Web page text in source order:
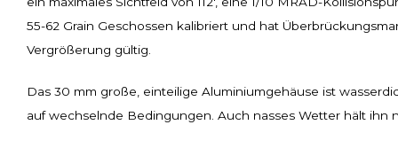
55-62 Grain Geschossen kalibriert und hat
Vergrößerung gültig.
Das 30 mm große, einteilige Aluminiumgehäuse ist
auf wechselnde Bedingungen. Auch nasses Wetter hält ihn